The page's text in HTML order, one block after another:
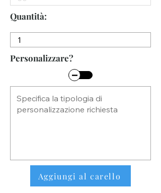
Quantità:
Personalizzare?
Aggiungi al carello